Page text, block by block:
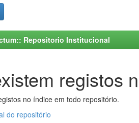
Repositorio Institucional
registos
no índice em todo repositório.
do repositório